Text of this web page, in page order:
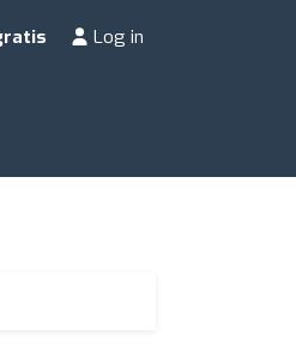
Log in